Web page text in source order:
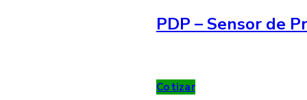
PDP – Sensor de
Cotizar